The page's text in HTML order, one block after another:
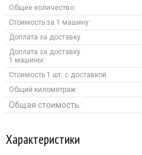
Общее количество:
Стоимость за 1 машину:
Доплата за доставку:
Доплата за доставку
1 машины:
Стоимость 1 шт. с доставкой:
Общий километраж:
Общая стоимость:
Характеристики